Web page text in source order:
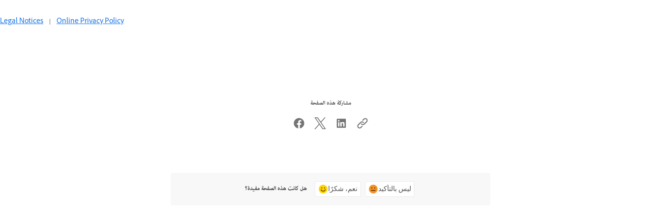
Legal Notices | Online Privacy Policy
مشاركة هذه الصفحة
هل كانت هذه الصفحة مفيدة؟ نعم، شكرًا ليس بالتأكيد